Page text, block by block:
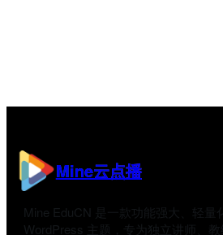
Mine云点播
Mine EduCN 是一款功能强大、轻量
WordPress 主题，专为独立讲师、